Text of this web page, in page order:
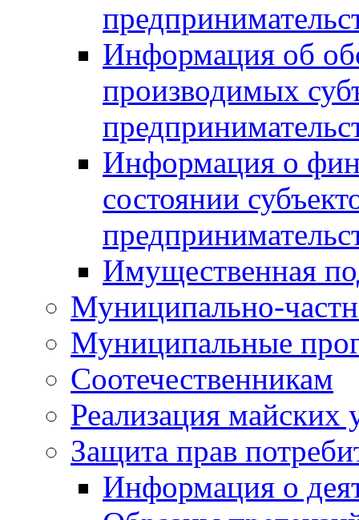
Информация об
производимых
Информация о
состоянии
Имущественная
Муниципально-
Муниципальные
Соотечественникам
Реализация майских
Защита прав
Информация о